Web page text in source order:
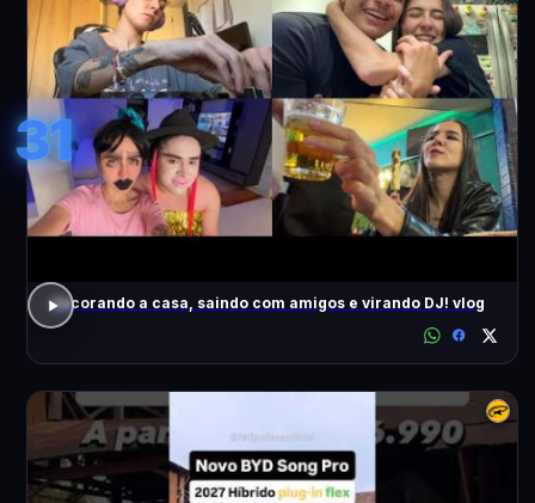
31
decorando a casa, saindo com amigos e virando DJ! vlog